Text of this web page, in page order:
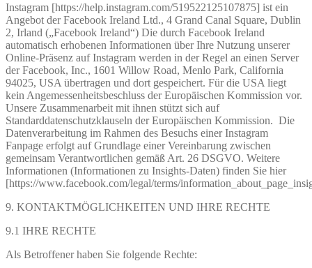
Instagram [https://help.instagram.com/519522125107875] ist ein
Angebot der Facebook Ireland Ltd., 4 Grand Canal Square, Dublin
2, Irland („Facebook Ireland“) Die durch Facebook Ireland
automatisch erhobenen Informationen über Ihre Nutzung unserer
Online-Präsenz auf Instagram werden in der Regel an einen Server
der Facebook, Inc., 1601 Willow Road, Menlo Park, California
94025, USA übertragen und dort gespeichert. Für die USA liegt
kein Angemessenheitsbeschluss der Europäischen Kommission vor.
Unsere Zusammenarbeit mit ihnen stützt sich auf
Standarddatenschutzklauseln der Europäischen Kommission. Die
Datenverarbeitung im Rahmen des Besuchs einer Instagram
Fanpage erfolgt auf Grundlage einer Vereinbarung zwischen
gemeinsam Verantwortlichen gemäß Art. 26 DSGVO. Weitere
Informationen (Informationen zu Insights-Daten) finden Sie hier
[https://www.facebook.com/legal/terms/
9. KONTAKTMÖGLICHKEITEN UND IHRE RECHTE
9.1 IHRE RECHTE
Als Betroffener haben Sie folgende Rechte: